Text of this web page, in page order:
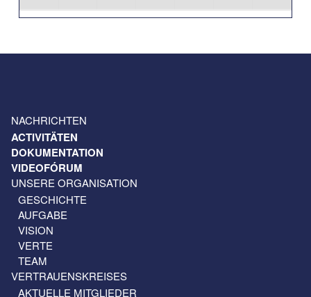
NACHRICHTEN
ACTIVITÄTEN
DOKUMENTATION
VIDEOFÓRUM
UNSERE ORGANISATION
GESCHICHTE
AUFGABE
VISION
VERTE
TEAM
VERTRAUENSKREISES
AKTUELLE MITGLIEDER